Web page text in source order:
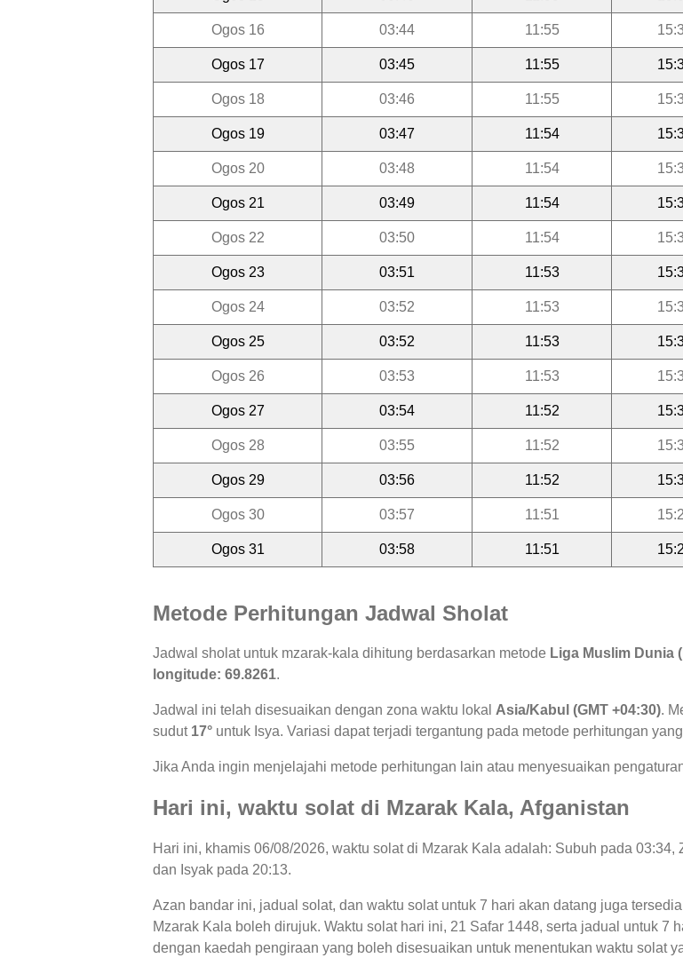
Ogos 16 03:44 11:55
Ogos 17 03:45 11:55
Ogos 18 03:46 11:55
Ogos 19 03:47 11:54
Ogos 20 03:48 11:54
Ogos 21 03:49 11:54
Ogos 22 03:50 11:54
Ogos 23 03:51 11:53
Ogos 24 03:52 11:53
Ogos 25 03:52 11:53
Ogos 26 03:53 11:53
Ogos 27 03:54 11:52
Ogos 28 03:55 11:52
Ogos 29 03:56 11:52
Ogos 30 03:57 11:51
Ogos 31 03:58 11:51
Metode Perhitungan Jadwal Sholat
Jadwal sholat untuk mzarak-kala dihitung berdasarkan metode Liga Muslim Dunia
longitude: 69.8261.
Jadwal ini telah disesuaikan dengan zona waktu lokal Asia/Kabul (GMT +04:30).
sudut 17° untuk Isya. Variasi dapat terjadi tergantung pada metode perhitungan
Jika Anda ingin menjelajahi metode perhitungan lain atau menyesuaikan
Hari ini, waktu solat di Mzarak Kala, Afganistan
Hari ini, khamis 06/08/2026, waktu solat di Mzarak Kala adalah: Subuh pada
dan Isyak pada 20:13.
Azan bandar ini, jadual solat, dan waktu solat untuk 7 hari akan datang juga
Mzarak Kala boleh dirujuk. Waktu solat hari ini, 21 Safar 1448, serta jadual untuk 7
dengan kaedah pengiraan yang boleh disesuaikan untuk menentukan waktu solat